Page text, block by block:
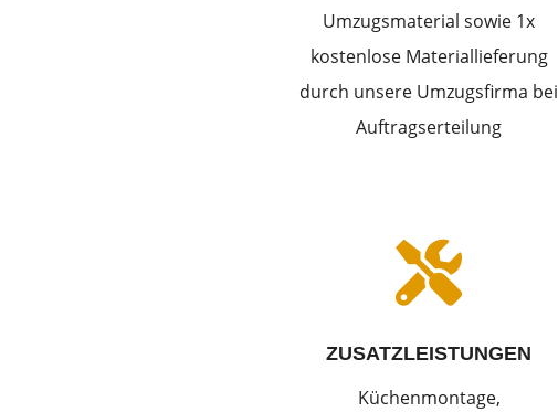
Umzugsmaterial sowie 1x
kostenlose Materiallieferung
durch unsere Umzugsfirma bei
Auftragserteilung

ZUSATZLEISTUNGEN
Küchenmontage,